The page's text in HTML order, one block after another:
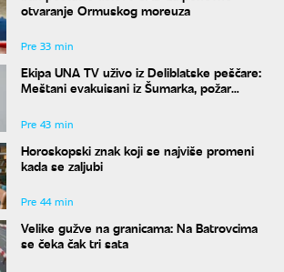
otvaranje Ormuskog moreuza
Pre 33 min
Ekipa UNA TV uživo iz Deliblatske peščare:
Meštani evakuisani iz Šumarka, požar
Pre 43 min
Horoskopski znak koji se najviše promeni
kada se zaljubi
Pre 44 min
Velike gužve na granicama: Na Batrovcima
se čeka čak tri sata